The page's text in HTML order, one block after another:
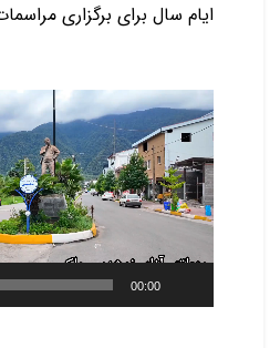
ایام سال برای برگزاری
نمایشگر
ویدیو
00:00